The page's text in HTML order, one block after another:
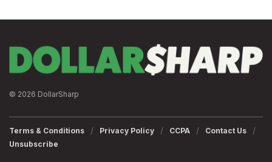
© 2026 DollarSharp
Terms & Conditions Privacy Policy CCPA
Contact Us
Unsubscribe